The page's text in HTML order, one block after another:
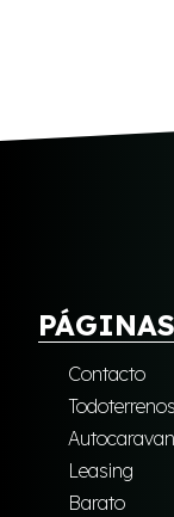
Contacto
Todoterrenos
Leasing
Barato